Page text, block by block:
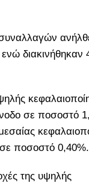
διακινήθηκαν
σε ποσοστό
ποσοστό 0,40%.
της υψηλής